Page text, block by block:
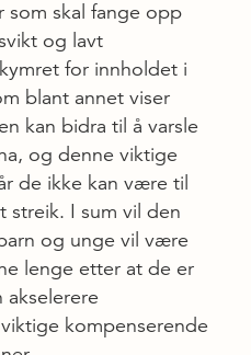
som skal fange opp
og lavt
for innholdet i
blant annet viser
kan bidra til å varsle
og denne viktige
de ikke kan være til
streik. I sum vil den
og unge vil være
lenge etter at de er
akselerere
kompenserende